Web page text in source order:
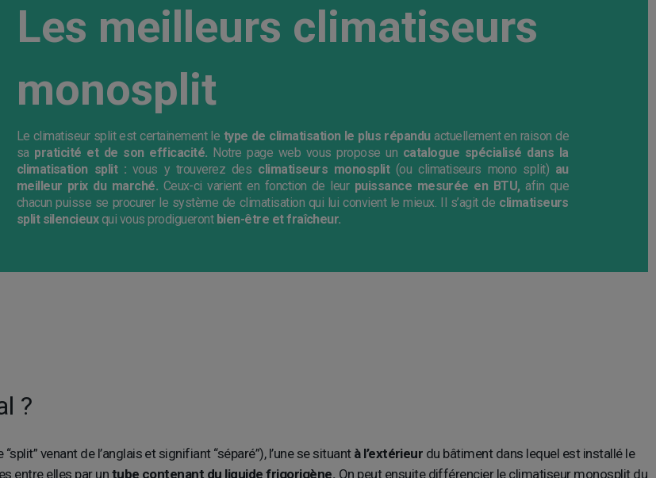
Les meilleurs climatiseurs
monosplit
Le climatiseur split est certainement le type de climatisation le plus répanduactuellement en raison de
sapraticité et de son efficacité. Notre page web vous propose un catalogue spécialisé dans la
climatisation split : vous y trouverez des climatiseurs monosplit(ou climatiseurs mono split) au
meilleur prix du marché. Ceux-ci varient en fonction de leurpuissance mesurée en BTU,afin que
chacun puisse se procurer le système de climatisation qui lui convient le mieux. Il s’agit de climatiseurs
split silencieuxqui vous prodiguerontbien-être et fraîcheur.
?
venant de l’anglais et signifiant “séparé”), l’une se situant à l’extérieur du bâtiment dans lequel est installé le
entre elles par untube contenant du liquide frigorigène. On peut ensuite différencier le climatiseur monosplit du